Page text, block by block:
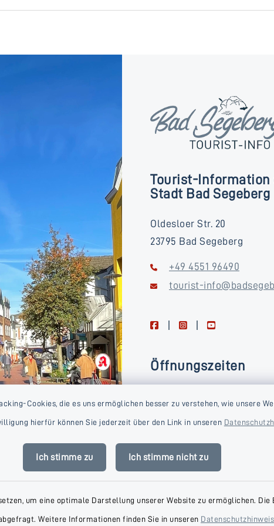
Cookies, die es uns ermöglichen besser zu verstehen, wie unsere
hierfür können Sie jederzeit über den Link in unseren
Ich stimme zu Ich stimme nicht zu
um eine optimale Darstellung unserer Website zu ermöglichen.
Weitere Informationen finden Sie in unseren
Tourist-Information
Stadt Bad Segeberg
Oldesloer Str. 20
23795 Bad Segeberg
+49 4551 96490
tourist-
facebookinstagramyoutube
Öffnungszeiten
Freitag
09:00-16:00 Uhr
Mittwoch
09:00-14:00 Uhr